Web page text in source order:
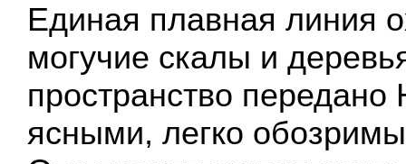
Единая плавная линия
могучие скалы и
пространство
ясными, легко